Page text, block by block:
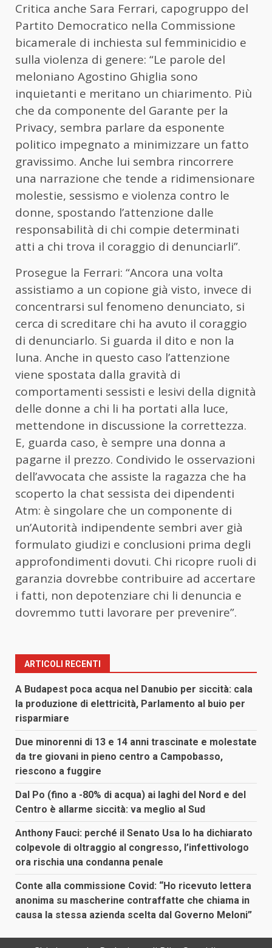
Critica anche Sara Ferrari, capogruppo del
Partito Democratico nella Commissione
bicamerale di inchiesta sul femminicidio e
sulla violenza di genere: “Le parole del
meloniano Agostino Ghiglia sono
inquietanti e meritano un chiarimento. Più
che da componente del Garante per la
Privacy, sembra parlare da esponente
politico impegnato a minimizzare un fatto
gravissimo. Anche lui sembra rincorrere
una narrazione che tende a ridimensionare
molestie, sessismo e violenza contro le
donne, spostando l’attenzione dalle
responsabilità di chi compie determinati
atti a chi trova il coraggio di denunciarli”.
Prosegue la Ferrari: “Ancora una volta
assistiamo a un copione già visto, invece di
concentrarsi sul fenomeno denunciato, si
cerca di screditare chi ha avuto il coraggio
di denunciarlo. Si guarda il dito e non la
luna. Anche in questo caso l’attenzione
viene spostata dalla gravità di
comportamenti sessisti e lesivi della dignità
delle donne a chi li ha portati alla luce,
mettendone in discussione la correttezza.
E, guarda caso, è sempre una donna a
pagarne il prezzo. Condivido le osservazioni
dell’avvocata che assiste la ragazza che ha
scoperto la chat sessista dei dipendenti
Atm: è singolare che un componente di
un’Autorità indipendente sembri aver già
formulato giudizi e conclusioni prima degli
approfondimenti dovuti. Chi ricopre ruoli di
garanzia dovrebbe contribuire ad accertare
i fatti, non depotenziare chi li denuncia e
dovremmo tutti lavorare per prevenire”.
ARTICOLI RECENTI
A Budapest poca acqua nel Danubio per siccità: cala
la produzione di elettricità, Parlamento al buio per
risparmiare
Due minorenni di 13 e 14 anni trascinate e molestate
da tre giovani in pieno centro a Campobasso,
riescono a fuggire
Dal Po (fino a -80% di acqua) ai laghi del Nord e del
Centro è allarme siccità: va meglio al Sud
Anthony Fauci: perché il Senato Usa lo ha dichiarato
colpevole di oltraggio al congresso, l’infettivologo
ora rischia una condanna penale
Conte alla commissione Covid: “Ho ricevuto lettera
anonima su mascherine contraffatte che chiama in
causa la stessa azienda scelta dal Governo Meloni”